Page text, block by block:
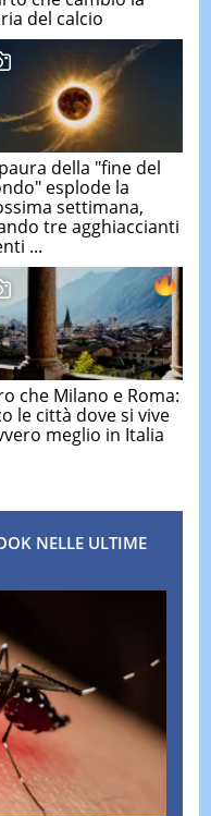
del calcio
della "fine del
esplode la
settimana,
tre agghiaccianti
...
che Milano e Roma:
le città dove si vive
meglio in Italia
NELLE ULTIME